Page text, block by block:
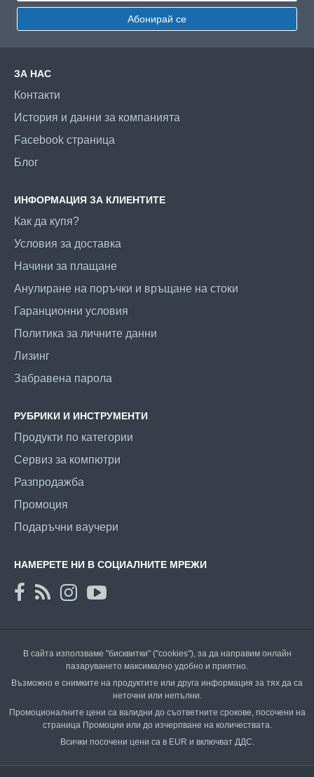
Абонирай се
ЗА НАС
Контакти
История и данни за компанията
Facebook страница
Блог
ИНФОРМАЦИЯ ЗА КЛИЕНТИТЕ
Как да купя?
Условия за доставка
Начини за плащане
Анулиране на поръчки и връщане на стоки
Гаранционни условия
Политика за личните данни
Лизинг
Забравена парола
РУБРИКИ И ИНСТРУМЕНТИ
Продукти по категории
Сервиз за компютри
Разпродажба
Промоция
Подаръчни ваучери
НАМЕРЕТЕ НИ В СОЦИАЛНИТЕ МРЕЖИ
В сайта използваме "бисквитки" ("cookies"), за да направим онлайн
пазаруването максимално удобно и приятно.
Възможно е снимките на продуктите или друга информация за тях да са
неточни или непълни.
Промоционалните цени са валидни до съответните срокове, посочени на
страница Промоции или до изчерпване на количествата.
Всички посочени цени са в EUR и включват ДДС.